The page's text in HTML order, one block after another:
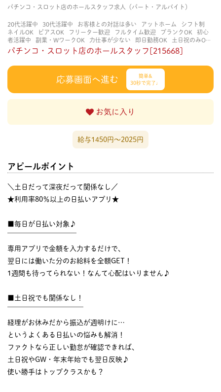
パチンコ・スロット店のホールスタッフ求人（パート・アルバイト）
20代活躍中 30代活躍中 お客様との対話は多い アットホーム
シフト制
ネイルOK
ピアスOK フリーター歓迎 フルタイム歓迎 ブランクOK
初心
者活躍中
副業・WワークOK 力仕事が少ない 即日勤務OK
土日祝のみOK
学歴不問
服装自由 未経験・初心者OK 決められた時間できっちり
経験不要
立ち仕事 経験者・有資格者歓迎 自分の都合に合わせやすい
自由
パチンコ・スロット店のホールスタッフ[215668]
応募画面へ進む
簡単&
30秒で完了♩
お気に入り
給与1450円〜2025円
アピールポイント
＼土日だって深夜だって関係なし／
★利用率80％以上の日払いアプリ★
■毎日が日払い対象♪
専用アプリで金額を入力するだけで、
翌日には働いた分のお給料を全額GET！
1週間も待ってられない！なんて心配はいりません♪
■土日祝でも関係なし！
経理がお休みだから振込が週明けに…
というよくある日払いの悩みも解消！
ファクトなら正しい勤怠が確認できれば、
土日祝やGW・年末年始でも翌日反映♪
使い勝手はトップクラスかも？